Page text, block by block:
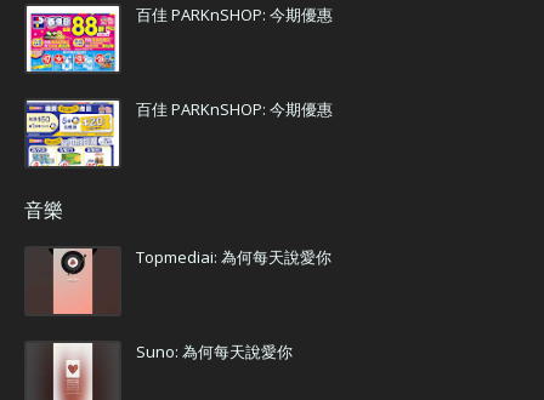
百佳 PARKnSHOP: 今期優惠
百佳 PARKnSHOP: 今期優惠
音樂
Topmediai: 為何每天說愛你
Suno: 為何每天說愛你